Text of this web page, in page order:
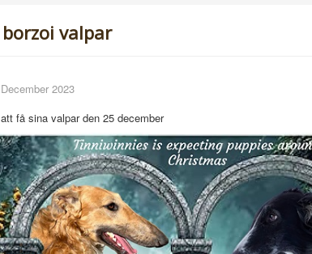
valpar
2023
få sina valpar den 25 december